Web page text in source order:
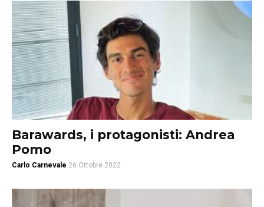
Barawards, i protagonisti: Andrea
Pomo
Carlo Carnevale 26 Ottobre 2022